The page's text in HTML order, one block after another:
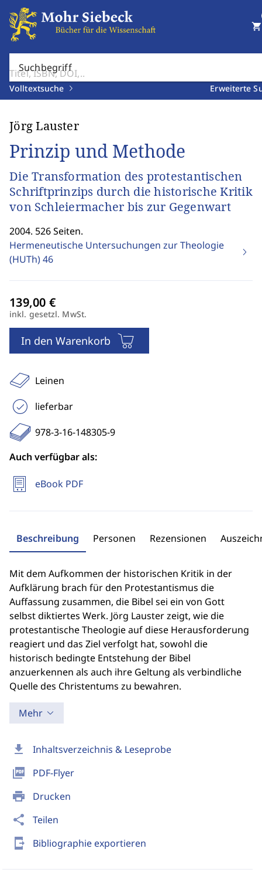
Suchbegriff
Volltextsuche Erweiterte
shopping_cart
download Inhaltsverzeichnis & Leseprobe
picture_as_pdf PDF-Flyer
print Drucken
share Teilen
send_to_mobile Bibliographie exportieren
Jörg Lauster
Prinzip und Methode
Die Transformation des protestantischen
Schriftprinzips durch die historische Kritik
von Schleiermacher bis zur Gegenwart
2004. 526 Seiten.
Hermeneutische Untersuchungen zur Theologie
(HUTh)46
inkl. gesetzl. MwSt.
In den Warenkorb
Leinen
lieferbar
978-3-16-148305-9
Auch verfügbar als:
eBook PDF
Beschreibung Personen Rezensionen
Mit dem Aufkommen der historischen Kritik in der
Aufklärung brach für den Protestantismus die
Auffassung zusammen, die Bibel sei ein von Gott
selbst diktiertes Werk. Jörg Lauster zeigt, wie die
protestantische Theologie auf diese Herausforderung
reagiert und das Ziel verfolgt hat, sowohl die
historisch bedingte Entstehung der Bibel
anzuerkennen als auch ihre Geltung als verbindliche
Quelle des Christentums zu bewahren.
Mehr